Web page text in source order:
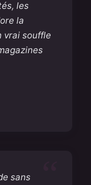
les
la
vrai souffle
sans